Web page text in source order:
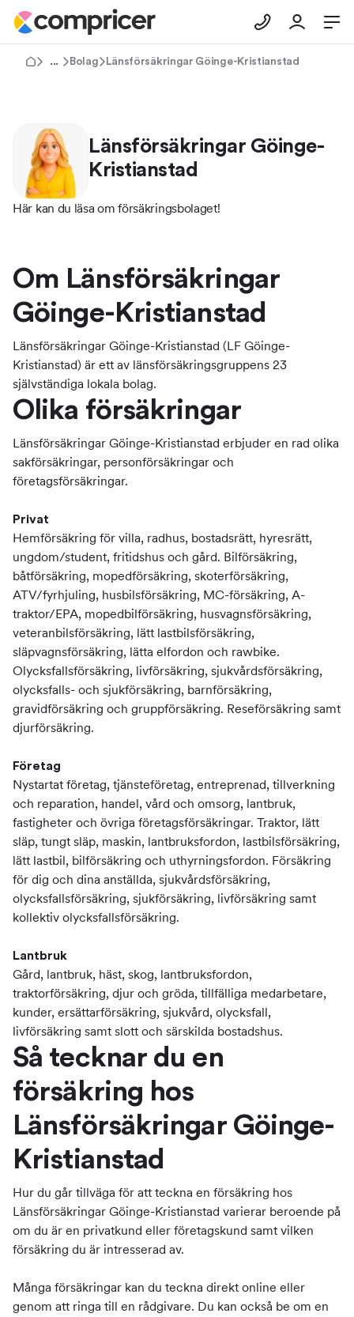
Försäkringar
Bolag Länsförsäkringar Göinge-Kristianstad
Länsförsäkringar Göinge-
Kristianstad
Här kan du läsa om försäkringsbolaget!
Om Länsförsäkringar
Göinge-Kristianstad
Länsförsäkringar Göinge-Kristianstad (LF Göinge-
Kristianstad) är ett av länsförsäkringsgruppens 23
självständiga lokala bolag.
Olika försäkringar
Länsförsäkringar Göinge-Kristianstad erbjuder en rad olika
sakförsäkringar, personförsäkringar och
företagsförsäkringar.
Privat
Hemförsäkring för villa, radhus, bostadsrätt, hyresrätt,
ungdom/student, fritidshus och gård. Bilförsäkring,
båtförsäkring, mopedförsäkring, skoterförsäkring,
ATV/fyrhjuling, husbilsförsäkring, MC-försäkring, A-
traktor/EPA, mopedbilförsäkring, husvagnsförsäkring,
veteranbilsförsäkring, lätt lastbilsförsäkring,
släpvagnsförsäkring, lätta elfordon och rawbike.
Olycksfallsförsäkring, livförsäkring, sjukvårdsförsäkring,
olycksfalls- och sjukförsäkring, barnförsäkring,
gravidförsäkring och gruppförsäkring. Reseförsäkring samt
djurförsäkring.
Företag
Nystartat företag, tjänsteföretag, entreprenad, tillverkning
och reparation, handel, vård och omsorg, lantbruk,
fastigheter och övriga företagsförsäkringar. Traktor, lätt
släp, tungt släp, maskin, lantbruksfordon, lastbilsförsäkring,
lätt lastbil, bilförsäkring och uthyrningsfordon. Försäkring
för dig och dina anställda, sjukvårdsförsäkring,
olycksfallsförsäkring, sjukförsäkring, livförsäkring samt
kollektiv olycksfallsförsäkring.
Lantbruk
Gård, lantbruk, häst, skog, lantbruksfordon,
traktorförsäkring, djur och gröda, tillfälliga medarbetare,
kunder, ersättarförsäkring, sjukvård, olycksfall,
livförsäkring samt slott och särskilda bostadshus.
Så tecknar du en
försäkring hos
Länsförsäkringar Göinge-
Kristianstad
Hur du går tillväga för att teckna en försäkring hos
Länsförsäkringar Göinge-Kristianstad varierar beroende på
om du är en privatkund eller företagskund samt vilken
försäkring du är intresserad av.
Många försäkringar kan du teckna direkt online eller
genom att ringa till en rådgivare. Du kan också be om en